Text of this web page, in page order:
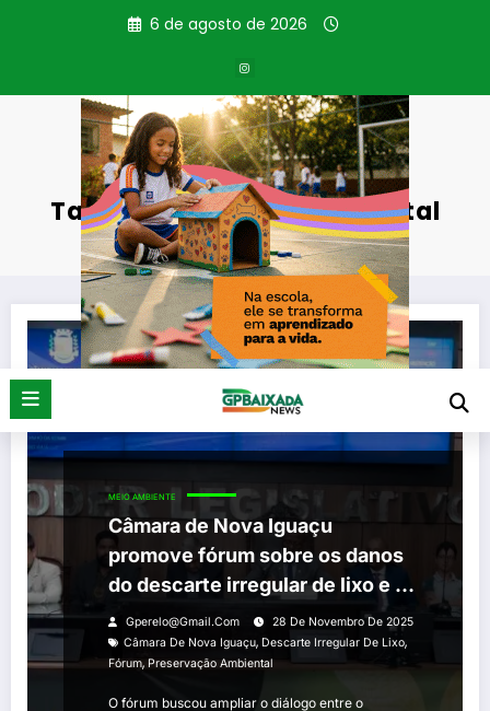
6 de agosto de 2026
Tag: preservação ambiental
Página inicial preservação ambiental
MEIO AMBIENTE
Câmara de Nova Iguaçu
promove fórum sobre os danos
do descarte irregular de lixo e a
importância da preservação
ambiental
Gperelo@gmail.com
28 De Novembro De 2025
Câmara De Nova Iguaçu, Descarte Irregular De Lixo,
Fórum, Preservação Ambiental
O fórum buscou ampliar o diálogo entre o